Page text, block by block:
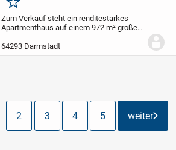
Merken
Zum Verkauf steht ein renditestarkes
Apartmenthaus auf einem 972 m² großen
Gegenstand des Verkaufs sind mehr als
70% der Miteigentumsanteile mit einer...
64293 Darmstadt
2 3 4 5 weiter